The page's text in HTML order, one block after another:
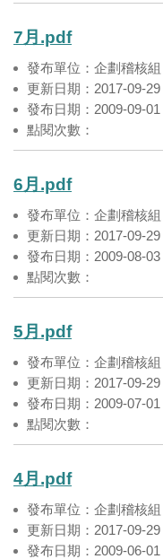
7月.pdf
發布單位：企劃稽核組
更新日期：2017-09-29
發布日期：2009-09-01
點閱次數：
6月.pdf
發布單位：企劃稽核組
更新日期：2017-09-29
發布日期：2009-08-03
點閱次數：
5月.pdf
發布單位：企劃稽核組
更新日期：2017-09-29
發布日期：2009-07-01
點閱次數：
4月.pdf
發布單位：企劃稽核組
更新日期：2017-09-29
發布日期：2009-06-01